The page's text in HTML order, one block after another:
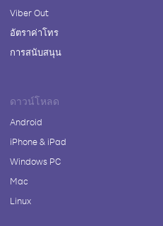
Viber Out
อัตราค่าโทร
การสนับสนุน
ดาวน์โหลด
Android
iPhone & iPad
Windows PC
Mac
Linux